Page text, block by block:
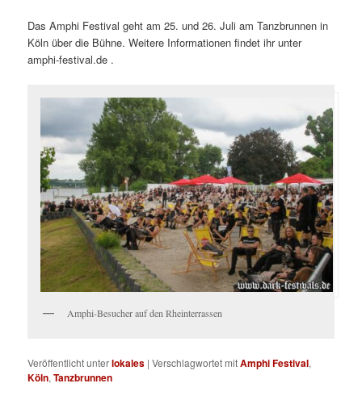
Das Amphi Festival geht am 25. und 26. Juli am Tanzbrunnen in
Köln über die Bühne. Weitere Informationen findet ihr unter
amphi-festival.de .
Amphi-Besucher auf den Rheinterrassen
Veröffentlicht unterlokales |Verschlagwortet mitAmphi Festival,
Köln,Tanzbrunnen